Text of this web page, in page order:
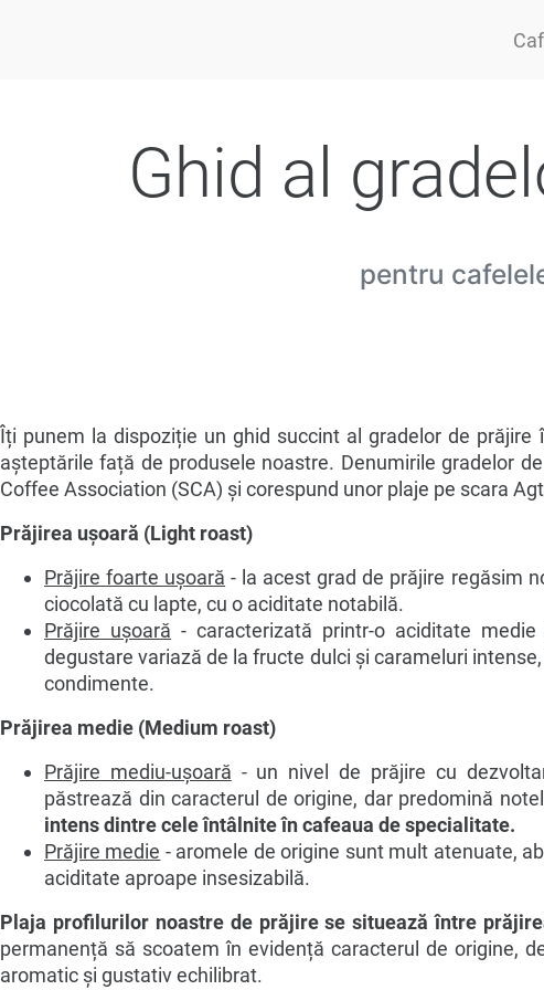
Ghid al
pentru
Îți punem la dispoziție un ghid succint al gradelor de
așteptările față de produsele noastre. Denumirile gradelor
Coffee Association (SCA) și corespund unor plaje pe scara
Prăjirea ușoară (Light roast)
Prăjire foarte ușoară - la acest grad de prăjire regăsim
ciocolată cu lapte, cu o aciditate notabilă.
Prăjire ușoară - caracterizată printr-o aciditate
degustare variază de la fructe dulci și carameluri
condimente.
Prăjirea medie (Medium roast)
Prăjire mediu-ușoară - un nivel de prăjire cu
păstrează din caracterul de origine, dar predomină
intens dintre cele întâlnite în cafeaua de specialitate.
Prăjire medie - aromele de origine sunt mult atenuate,
aciditate aproape insesizabilă.
Plaja profilurilor noastre de prăjire se situează între
permanență să scoatem în evidență caracterul de origine,
aromatic și gustativ echilibrat.